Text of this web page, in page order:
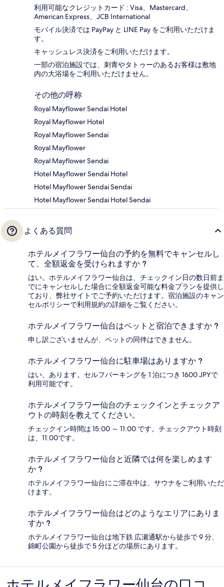
利用可能なクレジットカード : Visa、Mastercard、
American Express、JCB International
モバイル決済では PayPay と LINE Pay をご利用いただけま
す。
キャッシュレス決済をご利用いただけます。
一部の宿泊施設では、刺青やタトゥーのあるお客様は敷地
内の大浴場をご利用いただけません。
その他の呼称
Royal Mayflower Sendai Hotel
Royal Mayflower Hotel
Royal Mayflower Sendai
Royal Mayflower
Royal Mayflower Sendai
Hotel Mayflower Sendai Hotel
Hotel Mayflower Sendai Sendai
Hotel Mayflower Sendai Hotel Sendai
よくある質問
ホテルメイフラワー仙台の予約を無料でキャンセルし
て、全額返金を受けられますか ?
はい。ホテルメイフラワー仙台は、チェックイン日の数日前ま
でにキャンセルした場合に全額返金可能な料金プランを提供し
ており、弊社サイトでご予約いただけます。宿泊施設のキャン
セルポリシーで利用規約の詳細をご覧ください。
ホテルメイフラワー仙台はペットと宿泊できますか ?
申し訳ございませんが、ペットの同伴はできません。
ホテルメイフラワー仙台に駐車場はありますか ?
はい、あります。セルフパーキングを 1 泊につき 1600 JPYで
利用可能です。
ホテルメイフラワー仙台のチェックインとチェックア
ウトの時刻を教えてください。
チェックイン時間は 15:00 ～ 11:00 です。チェックアウト時刻
は、11:00です。
ホテルメイフラワー仙台と近隣では何を楽しめます
か ?
ホテルメイフラワー仙台にご滞在中は、サウナをご利用いただ
けます。
ホテルメイフラワー仙台はどのようなエリアにありま
すか ?
ホテルメイフラワー仙台は地下鉄 広瀬通駅から徒歩で 9 分、
錦町公園から徒歩で 5 分ほどの場所にあります。